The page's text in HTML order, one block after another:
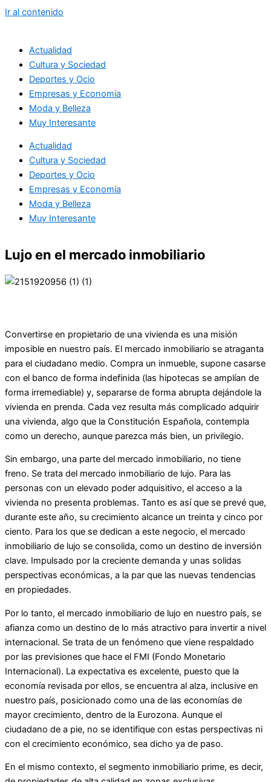
Ir al contenido
Actualidad
Cultura y Sociedad
Deportes y Ocio
Empresas y Economía
Moda y Belleza
Muy Interesante
Actualidad
Cultura y Sociedad
Deportes y Ocio
Empresas y Economía
Moda y Belleza
Muy Interesante
Lujo en el mercado inmobiliario
Convertirse en propietario de una vivienda es una misión
imposible en nuestro país. El mercado inmobiliario se atraganta
para el ciudadano medio. Compra un inmueble, supone casarse
con el banco de forma indefinida (las hipotecas se amplían de
forma irremediable) y, separarse de forma abrupta dejándole la
vivienda en prenda. Cada vez resulta más complicado adquirir
una vivienda, algo que la Constitución Española, contempla
como un derecho, aunque parezca más bien, un privilegio.
Sin embargo, una parte del mercado inmobiliario, no tiene
freno. Se trata del mercado inmobiliario de lujo. Para las
personas con un elevado poder adquisitivo, el acceso a la
vivienda no presenta problemas. Tanto es así que se prevé que,
durante este año, su crecimiento alcance un treinta y cinco por
ciento. Para los que se dedican a este negocio, el mercado
inmobiliario de lujo se consolida, como un destino de inversión
clave. Impulsado por la creciente demanda y unas solidas
perspectivas económicas, a la par que las nuevas tendencias
en propiedades.
Por lo tanto, el mercado inmobiliario de lujo en nuestro país, se
afianza como un destino de lo más atractivo para invertir a nivel
internacional. Se trata de un fenómeno que viene respaldado
por las previsiones que hace el FMI (Fondo Monetario
Internacional). La expectativa es excelente, puesto que la
economía revisada por ellos, se encuentra al alza, inclusive en
nuestro país, posicionado como una de las economías de
mayor crecimiento, dentro de la Eurozona. Aunque el
ciudadano de a pie, no se identifique con estas perspectivas ni
con el crecimiento económico, sea dicho ya de paso.
En el mismo contexto, el segmento inmobiliario prime, es decir,